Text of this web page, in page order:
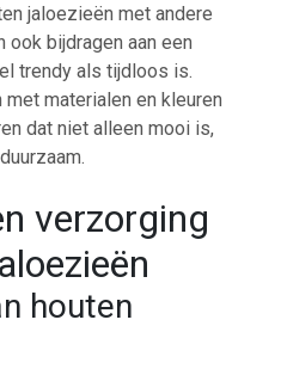
jaloezieën met andere
ook bijdragen aan een
trendy als tijdloos is.
materialen en kleuren
dat niet alleen mooi is,
verzorging
houten